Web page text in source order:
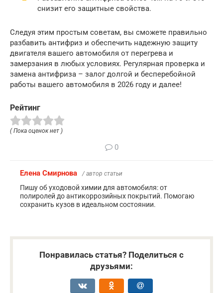
снизит его защитные свойства.
Следуя этим простым советам, вы сможете правильно
разбавить антифриз и обеспечить надежную защиту
двигателя вашего автомобиля от перегрева и
замерзания в любых условиях. Регулярная проверка и
замена антифриза – залог долгой и бесперебойной
работы вашего автомобиля в 2026 году и далее!
Рейтинг
( Пока оценок нет )
0
Елена Смирнова / автор статьи
Пишу об уходовой химии для автомобиля: от
полиролей до антикоррозийных покрытий. Помогаю
сохранить кузов в идеальном состоянии.
Понравилась статья? Поделиться с
друзьями: